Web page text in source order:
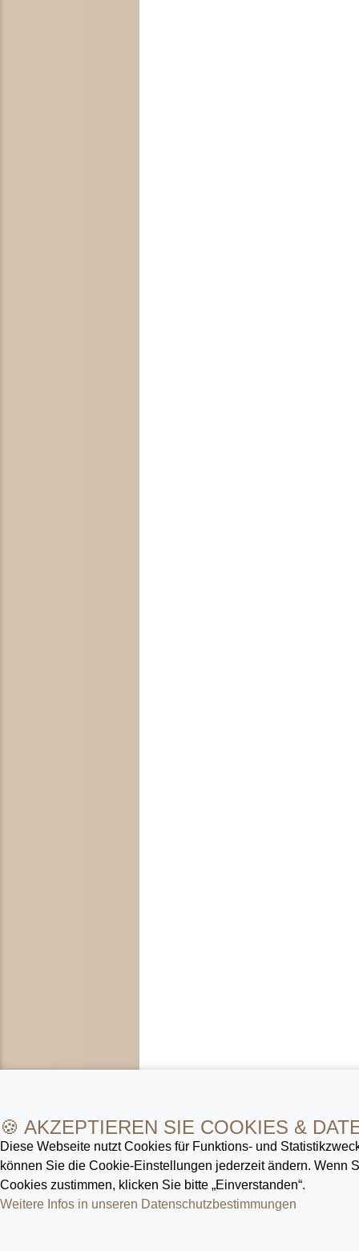
🍪 AKZEPTIEREN SIE COOKIES &
Diese Webseite nutzt Cookies für Funktions- und
können Sie die Cookie-Ein­stellungen jederzeit ändern. Wenn
Cookies zustimmen, klicken Sie bitte „Einverstanden“.
Weitere Infos in unseren Datenschutz­bestimmungen